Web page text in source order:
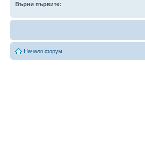
Върни първите:
Начало форум